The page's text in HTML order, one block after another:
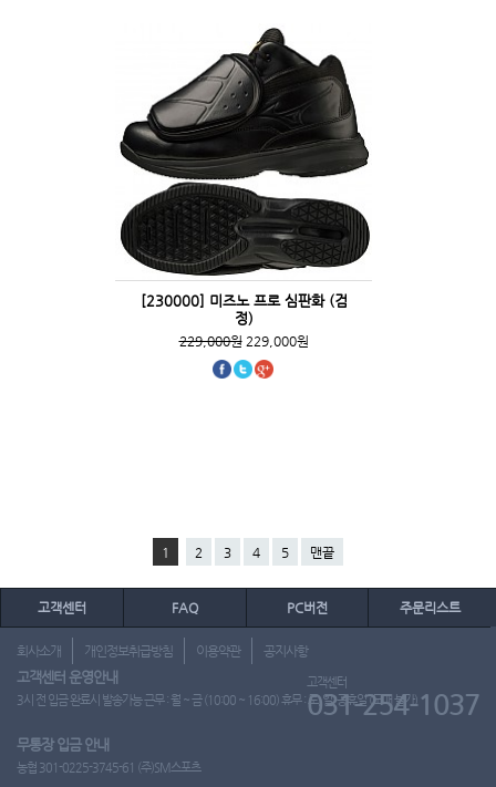
[230000] 미즈노 프로 심판화 (검
정)
229,000원229,000원
1 2 3 4 5 맨끝
고객센터 FAQ PC버전 주문리스트
회사소개 개인정보취급방침 이용약관 공지사항
고객센터 운영안내
3시 전 입금 완료시 발송가능 근무 : 월 ~ 금 (10:00 ~ 16:00) 휴무 : 토, 일, 공휴일 (도매 불가)
고객센터
031-254-1037
무통장 입금 안내
농협 301-0225-3745-61 (주)SM스포츠